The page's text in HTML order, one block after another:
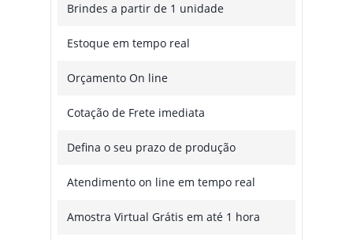
Brindes a partir de 1 unidade
Estoque em tempo real
Orçamento On line
Cotação de Frete imediata
Defina o seu prazo de produção
Atendimento on line em tempo real
Amostra Virtual Grátis em até 1 hora